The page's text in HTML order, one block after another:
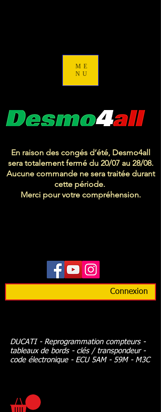
ME
NU
En raison des congés d’été, Desmo4all
sera totalement fermé du 20/07 au 28/08.
Aucune commande ne sera traitée durant
cette période.
Merci pour votre compréhension.
Connexion
DUCATI - Reprogrammation compteurs -
tableaux de bords - clés / transpondeur -
code électronique - ECU 5AM - 59M - M3C